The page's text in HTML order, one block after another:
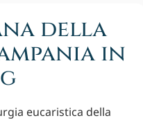
della
in
eucaristica della